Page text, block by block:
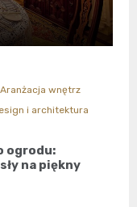
Aranżacja wnętrz
i architektura
ogrodu:
na piękny